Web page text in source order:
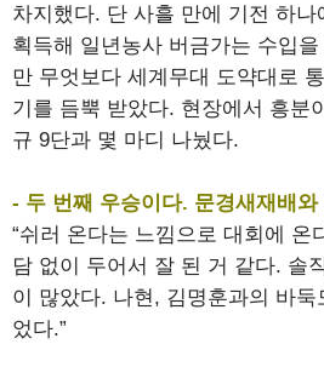
차지했다. 단 사흘 만에 기전 하
획득해 일년농사 버금가는 수입
만 무엇보다 세계무대 도약대로
기를 듬뿍 받았다. 현장에서 흥분
규 9단과 몇 마디 나눴다.
- 두 번째 우승이다. 문경새재배
“쉬러 온다는 느낌으로 대회에 온
담 없이 두어서 잘 된 거 같다. 솔
이 많았다. 나현, 김명훈과의 바
었다.”